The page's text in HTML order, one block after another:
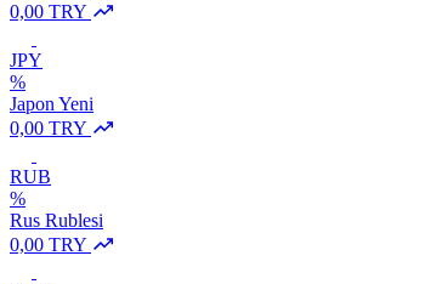
0,00 TRY
JPY
%
Japon Yeni
0,00 TRY
RUB
%
Rus Rublesi
0,00 TRY